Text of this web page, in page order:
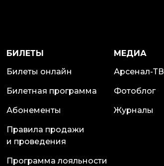
БИЛЕТЫ
Билеты онлайн
Билетная программа
Абонементы
Правила продажи
и проведения
Программа лояльности
МЕДИА
Арсенал-ТВ
Фотоблог
Журналы